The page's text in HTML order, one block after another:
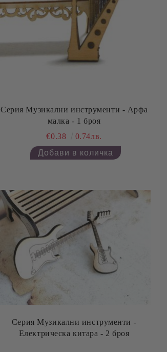
Серия Музикални инструменти - Арфа
малка - 1 броя
€0.38
0.74лв.
Серия Музикални инструменти -
Електрическа китара - 2 броя